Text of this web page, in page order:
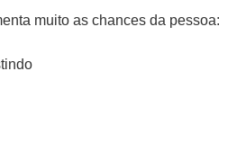
muito as chances da pessoa: